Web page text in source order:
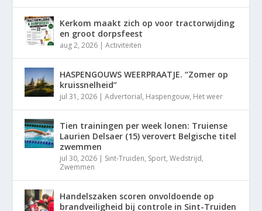
Kerkom maakt zich op voor tractorwijding
en groot dorpsfeest
aug 2, 2026 |Activiteiten
HASPENGOUWS WEERPRAATJE. “Zomer op
kruissnelheid”
jul 31, 2026 |Advertorial, Haspengouw, Het weer
Tien trainingen per week lonen: Truiense
Laurien Delsaer (15) verovert Belgische titel
zwemmen
jul 30, 2026 | Sint-Truiden, Sport,Wedstrijd,
Zwemmen
Handelszaken scoren onvoldoende op
brandveiligheid bij controle in Sint-Truiden